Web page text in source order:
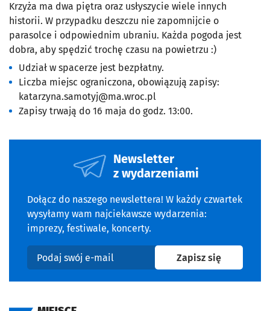
Krzyża ma dwa piętra oraz usłyszycie wiele innych
historii. W przypadku deszczu nie zapomnijcie o
parasolce i odpowiednim ubraniu. Każda pogoda jest
dobra, aby spędzić trochę czasu na powietrzu :)
Udział w spacerze jest bezpłatny.
Liczba miejsc ograniczona, obowiązują zapisy:
katarzyna.samotyj@ma.wroc.pl
Zapisy trwają do 16 maja do godz. 13:00.
Newsletter
z wydarzeniami
Dołącz do naszego newslettera! W każdy czwartek
wysyłamy wam najciekawsze wydarzenia:
imprezy, festiwale, koncerty.
Podaj swój e-mail
Zapisz sięna